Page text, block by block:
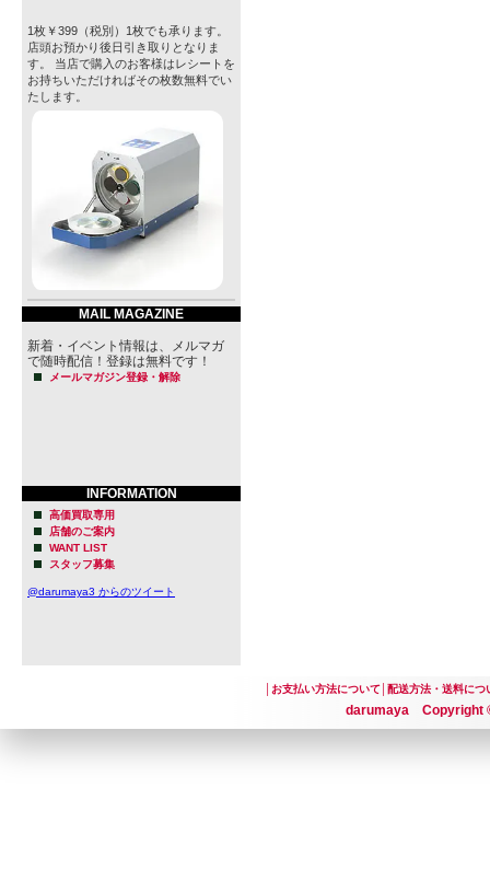
1枚￥399（税別）1枚でも承ります。
店頭お預かり後日引き取りとなりま
す。 当店で購入のお客様はレシートを
お持ちいただければその枚数無料でい
たします。
MAIL MAGAZINE
新着・イベント情報は、メルマガ
で随時配信！登録は無料です！
メールマガジン登録・解除
INFORMATION
高価買取専用
店舗のご案内
WANT LIST
スタッフ募集
@darumaya3 からのツイート
お支払い方法について│ 配送方法・送料につ
darumaya Copyright